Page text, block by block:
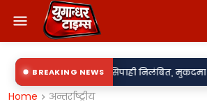
BREAKING NEWS
में दो सिपाही निलंबित, मुकदमा दर्ज,• 85
Home अन्तर्राष्ट्रीय